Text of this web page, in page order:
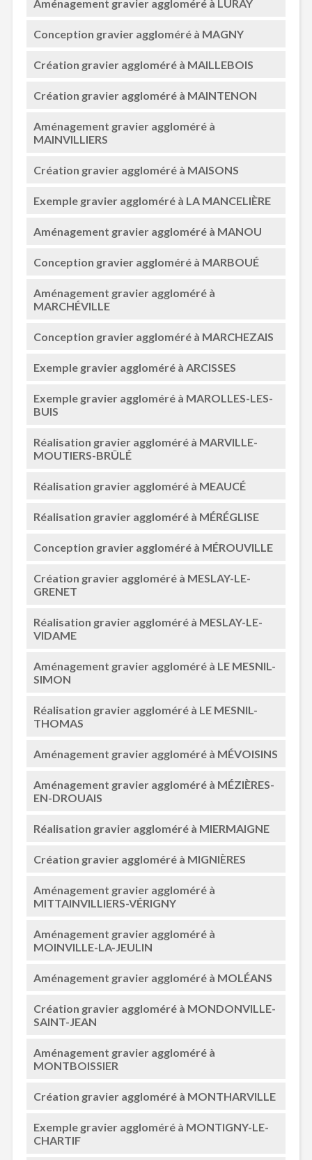
Aménagement gravier aggloméré à LURAY
Conception gravier aggloméré à MAGNY
Création gravier aggloméré à MAILLEBOIS
Création gravier aggloméré à MAINTENON
Aménagement gravier aggloméré à
MAINVILLIERS
Création gravier aggloméré à MAISONS
Exemple gravier aggloméré à LA MANCELIÈRE
Aménagement gravier aggloméré à MANOU
Conception gravier aggloméré à MARBOUÉ
Aménagement gravier aggloméré à
MARCHÉVILLE
Conception gravier aggloméré à MARCHEZAIS
Exemple gravier aggloméré à ARCISSES
Exemple gravier aggloméré à MAROLLES-LES-
BUIS
Réalisation gravier aggloméré à MARVILLE-
MOUTIERS-BRÛLÉ
Réalisation gravier aggloméré à MEAUCÉ
Réalisation gravier aggloméré à MÉRÉGLISE
Conception gravier aggloméré à MÉROUVILLE
Création gravier aggloméré à MESLAY-LE-
GRENET
Réalisation gravier aggloméré à MESLAY-LE-
VIDAME
Aménagement gravier aggloméré à LE MESNIL-
SIMON
Réalisation gravier aggloméré à LE MESNIL-
THOMAS
Aménagement gravier aggloméré à MÉVOISINS
Aménagement gravier aggloméré à MÉZIÈRES-
EN-DROUAIS
Réalisation gravier aggloméré à MIERMAIGNE
Création gravier aggloméré à MIGNIÈRES
Aménagement gravier aggloméré à
MITTAINVILLIERS-VÉRIGNY
Aménagement gravier aggloméré à
MOINVILLE-LA-JEULIN
Aménagement gravier aggloméré à MOLÉANS
Création gravier aggloméré à MONDONVILLE-
SAINT-JEAN
Aménagement gravier aggloméré à
MONTBOISSIER
Création gravier aggloméré à MONTHARVILLE
Exemple gravier aggloméré à MONTIGNY-LE-
CHARTIF